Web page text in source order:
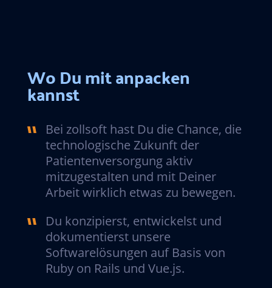
Wo Du mit anpacken
kannst
Bei zollsoft hast Du die Chance, die
technologische Zukunft der
Patientenversorgung aktiv
mitzugestalten und mit Deiner
Arbeit wirklich etwas zu bewegen.
Du konzipierst, entwickelst und
dokumentierst unsere
Softwarelösungen auf Basis von
Ruby on Rails und Vue.js.